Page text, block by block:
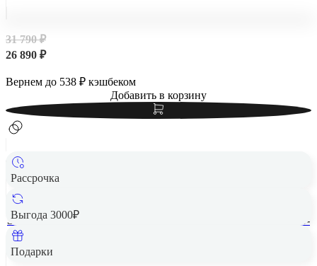
31 790 ₽
26 890 ₽
Вернем до 538 ₽ кэшбеком
Добавить в корзину
Рассрочка
Выгода 3000₽
Подарки
Samsung Galaxy A56 5G 8/128Gb Awesome Lightgrey, светло-